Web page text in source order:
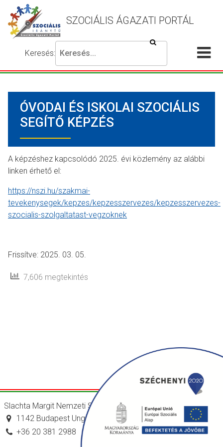
SZOCIÁLIS ÁGAZATI PORTÁL
Keresés:
Írja
be
keresni
kívánt
kifejezést,
meg
gombot.
Keresés
beállítások
ÓVODAI ÉS ISKOLAI SZOCIÁLIS
SEGÍTŐ KÉPZÉS
A képzéshez kapcsolódó 2025. évi közlemény az alábbi
linken érhető el:
https://nszi.hu/szakmai-
tevekenysegek/kepzes/kepzesszervezes/kepzesszervezes-
szocialis-szolgaltatast-vegzoknek
Frissítve: 2025. 03. 05.
7,606 megtekintés
Slachta Margit Nemzeti Szociálpolitikai Intézet
1142 Budapest Ungvár utca 64-66.
+36 20 381 2988
titkarsag@nszi.gov.hu